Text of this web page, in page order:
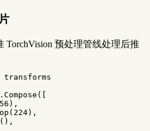
TorchVision 预处理管线处理后推
transforms
. Compose ([
),
( 224),
(),